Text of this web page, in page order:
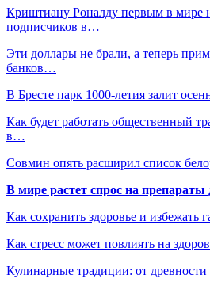
Криштиану Роналду первым в мире
подписчиков в…
Эти доллары не брали, а теперь
банков…
В Бресте парк 1000-летия залит
Как будет работать общественный
в…
Совмин опять расширил список
В мире растет спрос на препараты
Как сохранить здоровье и избежать
Как стресс может повлиять на
Кулинарные традиции: от древности